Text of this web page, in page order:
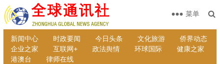
新闻中心 时政要闻 今日头条 文化旅游
侨界动态
企业之家
互联网+ 政法舆情 环球国际
健康之家
港澳台
律师在线
菜单